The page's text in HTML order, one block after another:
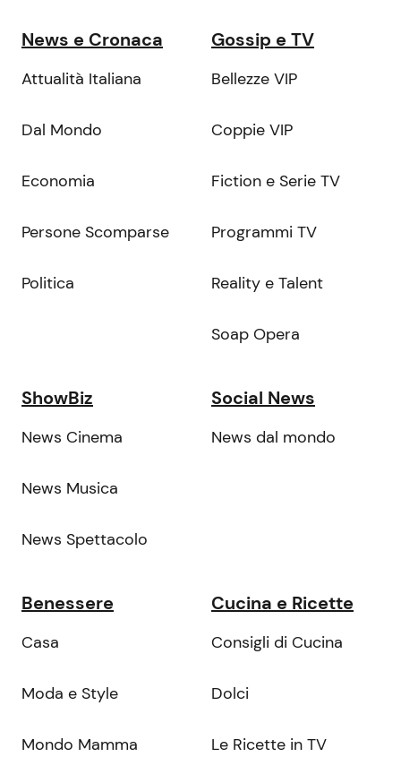
News e Cronaca
Attualità Italiana
Dal Mondo
Economia
Persone Scomparse
Politica
Gossip e TV
Bellezze VIP
Coppie VIP
Fiction e Serie TV
Programmi TV
Reality e Talent
Soap Opera
ShowBiz
News Cinema
News Musica
News Spettacolo
Social News
News dal mondo
Benessere
Casa
Moda e Style
Mondo Mamma
Cucina e Ricette
Consigli di Cucina
Dolci
Le Ricette in TV